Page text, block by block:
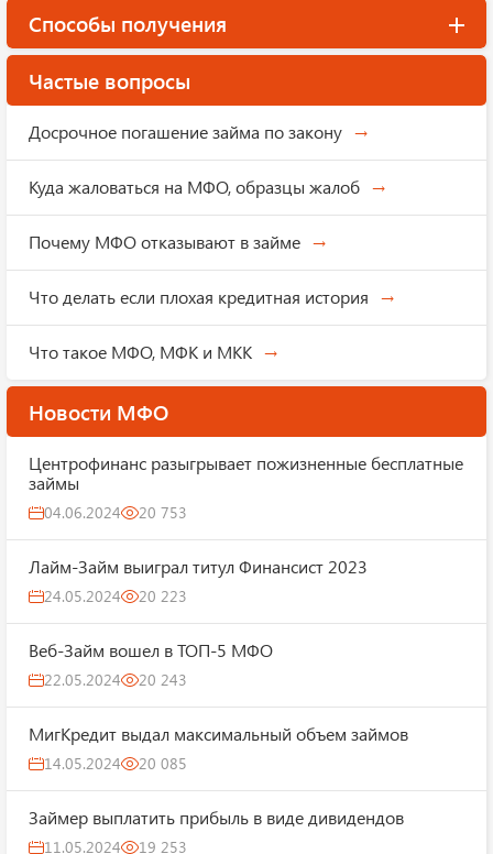
Способы получения
Частые вопросы
Досрочное погашение займа по закону
Куда жаловаться на МФО, образцы жалоб
Почему МФО отказывают в займе
Что делать если плохая кредитная история
Что такое МФО, МФК и МКК
Новости МФО
Центрофинанс разыгрывает пожизненные бесплатные
займы
04.06.2024 20 753
Лайм-Займ выиграл титул Финансист 2023
24.05.2024 20 223
Веб-Займ вошел в ТОП-5 МФО
22.05.2024 20 243
МигКредит выдал максимальный объем займов
14.05.2024 20 085
Займер выплатить прибыль в виде дивидендов
11.05.2024 19 253